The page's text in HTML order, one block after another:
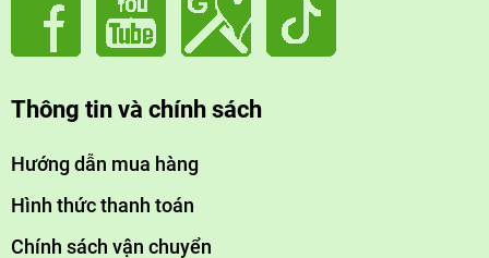
Thông tin và chính sách
Hướng dẫn mua hàng
Hình thức thanh toán
Chính sách vận chuyển